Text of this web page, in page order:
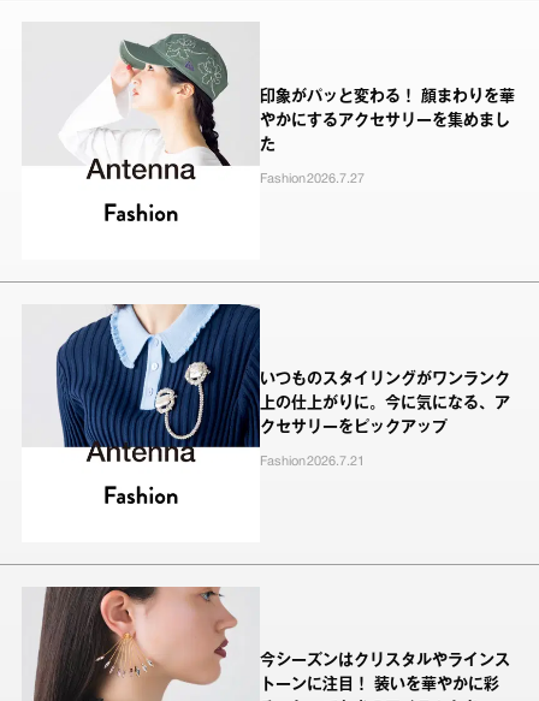
印象がパッと変わる！ 顔まわりを華
やかにするアクセサリーを集めまし
た
Fashion2026.7.27
いつものスタイリングがワンランク
上の仕上がりに。今に気になる、ア
クセサリーをピックアップ
Fashion2026.7.21
今シーズンはクリスタルやラインス
トーンに注目！ 装いを華やかに彩